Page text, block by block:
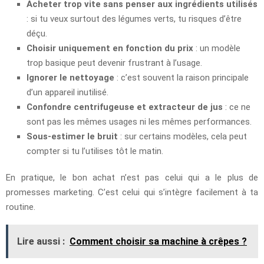
Acheter trop vite sans penser aux ingrédients utilisés
: si tu veux surtout des légumes verts, tu risques d’être
déçu.
Choisir uniquement en fonction du prix : un modèle
trop basique peut devenir frustrant à l’usage.
Ignorer le nettoyage : c’est souvent la raison principale
d’un appareil inutilisé.
Confondre centrifugeuse et extracteur de jus : ce ne
sont pas les mêmes usages ni les mêmes performances.
Sous-estimer le bruit : sur certains modèles, cela peut
compter si tu l’utilises tôt le matin.
En pratique, le bon achat n’est pas celui qui a le plus de
promesses marketing. C’est celui qui s’intègre facilement à ta
routine.
Lire aussi : Comment choisir sa machine à crêpes ?